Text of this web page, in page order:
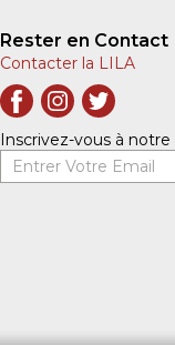
Rester en Contact
Contacter la LILA
Inscrivez-vous à
Entrer Votre Email